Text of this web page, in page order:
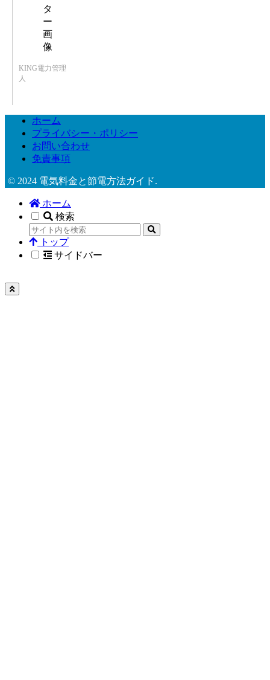
KING電力管理
人
ホーム
プライバシー・ポリシー
お問い合わせ
免責事項
© 2024 電気料金と節電方法ガイド.
ホーム
検索
トップ
サイドバー